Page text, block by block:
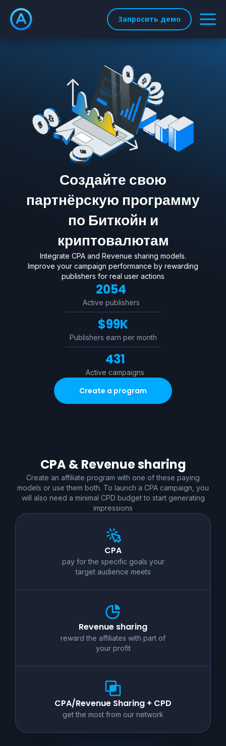
Запросить демо
Создайте свою
партнёрскую программу
по Биткойн и
криптовалютам
Integrate CPA and Revenue sharing models.
Improve your campaign performance by rewarding
publishers for real user actions
2054
Active publishers
$99K
Publishers earn per month
431
Active campaigns
Create a program
CPA & Revenue sharing
Create an affiliate program with one of these paying
models or use them both. To launch a CPA campaign, you
will also need a minimal CPD budget to start generating
impressions
CPA
pay for the specific goals your
target audience meets
Revenue sharing
reward the affiliates with part of
your profit
CPA/Revenue Sharing + CPD
get the most from our network